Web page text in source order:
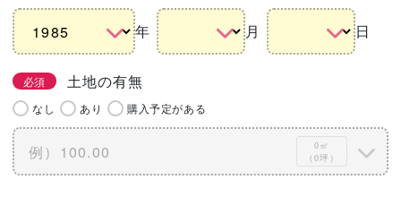
年 月 日
必須 土地の有無
なし あり 購入予定がある
0㎡
（0坪）